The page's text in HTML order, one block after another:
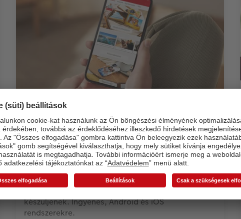
CEWE FOTÓ alkalmazás
A CEWE Fotó alkalmazással bárhol és bármikor
szerkesztheti és elmentheti projektjeit. A
legkényelmesebb módja annak, hogy okostelefonja
képeiből személyre szabott fotótermékek
készüljenek. Ingyenes, Android és iOS
rendszerekre.